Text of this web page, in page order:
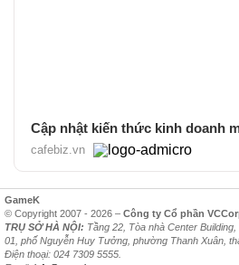
Cập nhật kiến thức kinh doanh
cafebiz.vn
GameK
© Copyright 2007 - 2026 – Công ty Cổ phần
TRỤ SỞ HÀ NỘI: Tầng 22, Tòa nhà Center
01, phố Nguyễn Huy Tưởng, phường Thanh Xuân,
Điện thoại: 024 7309 5555.